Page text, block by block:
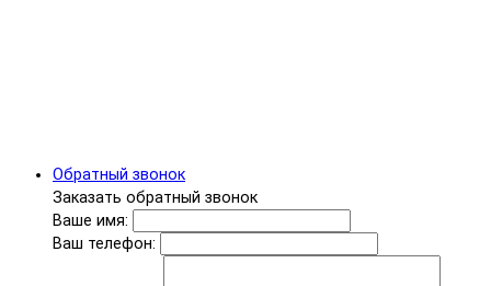
Обратный звонок
Заказать обратный звонок
Ваше имя:
Ваш телефон: